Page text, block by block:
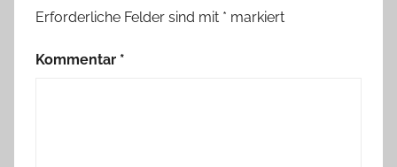
Erforderliche Felder sind mit * markiert
Kommentar *